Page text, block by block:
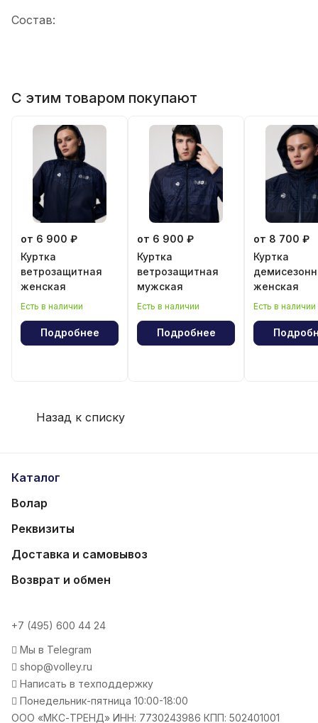
Состав:
С этим товаром покупают
от 6 900 ₽
Куртка
ветрозащитная
женская
Есть в наличии
Подробнее
от 6 900 ₽
Куртка
ветрозащитная
мужская
Есть в наличии
Подробнее
от 8 700 ₽
Куртка
женская
Есть в наличии
Назад к списку
Каталог
Волар
Реквизиты
Доставка и самовывоз
Возврат и обмен
+7 (495) 600 44 24
Мы в Telegram
shop@volley.ru
Написать в техподдержку
Понедельник-пятница 10:00-18:00
ООО «МКС-ТРЕНД» ИНН: 7730243986 КПП: 502401001